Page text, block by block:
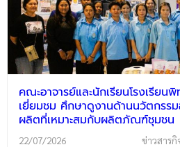
คณะอาจารย์และนักเรียนโรงเรีย
เยี่ยมชม ศึกษาดูงานด้านนวัตกรรม
ผลิตที่เหมาะสมกับผลิตภัณฑ์ชุมชน
22/07/2026 ข่าวสารกิ